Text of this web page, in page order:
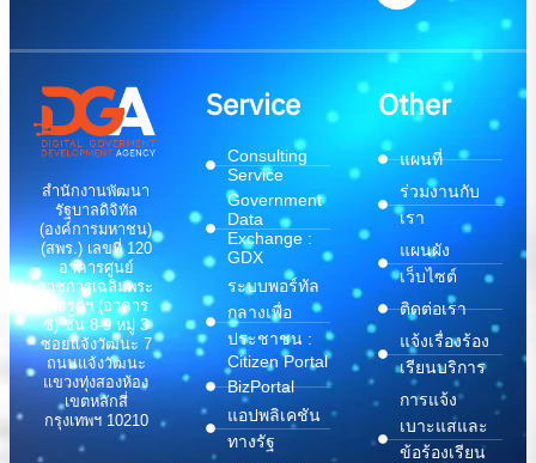
สำนักงานพัฒนา
รัฐบาลดิจิทัล
(องค์การมหาชน)
(สพร.) เลขที่ 120
อาคารศูนย์
ราชการเฉลิมพระ
เกียรติฯ (อาคาร
ซี) ชั้น 8-9 หมู่ 3
ซอยแจ้งวัฒนะ 7
ถนนแจ้งวัฒนะ
แขวงทุ่งสองห้อง
เขตหลักสี่
กรุงเทพฯ 10210
Service
Consulting
Service
Government
Data
Exchange :
GDX
ระบบพอร์ทัล
กลางเพื่อ
ประชาชน :
Citizen Portal
BizPortal
แอปพลิเคชัน
ทางรัฐ
Other
แผนที่
ร่วมงานกับ
เรา
แผนผัง
เว็บไซต์
ติดต่อเรา
แจ้งเรื่องร้อง
เรียนบริการ
การแจ้ง
เบาะแสและ
ข้อร้องเรียน